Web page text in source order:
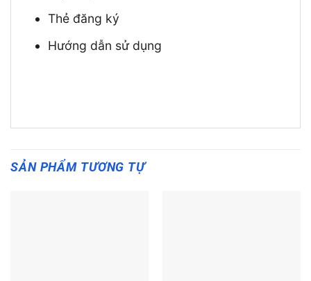
Thẻ đăng ký
Hướng dẫn sử dụng
SẢN PHẨM TƯƠNG TỰ